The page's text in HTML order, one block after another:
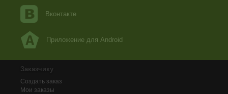
Вконтакте
Приложение для Android
Заказчику
Создать заказ
Мои заказы